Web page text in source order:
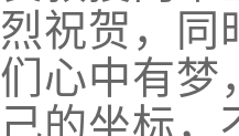
烈祝贺，同
们心中有梦
己的坐标，